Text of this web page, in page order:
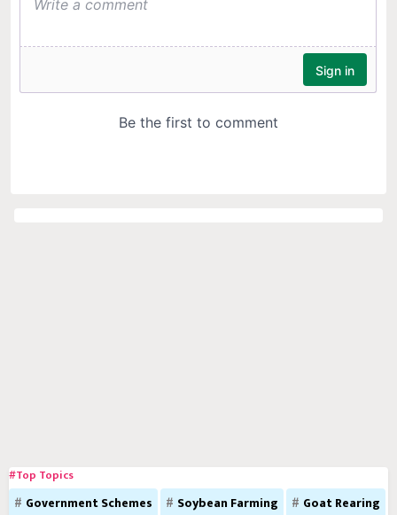
#Top Topics
Government Schemes Soybean Farming
Goat Rearing